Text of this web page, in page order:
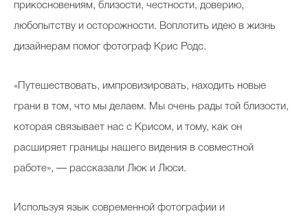
прикосновениям, близости, честности, доверию,
любопытству и осторожности. Воплотить идею в жизнь
дизайнерам помог фотограф Крис Родс.
«Путешествовать, импровизировать, находить новые
грани в том, что мы делаем. Мы очень рады той близости,
которая связывает нас с Крисом, и тому, как он
расширяет границы нашего видения в совместной
работе», — рассказали Люк и Люси.
Используя язык современной фотографии и